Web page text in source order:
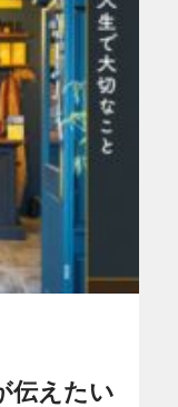
伝えたい